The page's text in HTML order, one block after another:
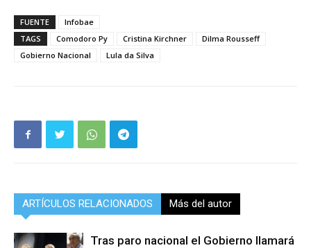
FUENTE
Infobae
TAGS
Comodoro Py Cristina Kirchner
Dilma Rousseff
Gobierno Nacional
Lula da Silva
ARTÍCULOS RELACIONADOS Más del autor
Tras paro nacional el Gobierno llamará